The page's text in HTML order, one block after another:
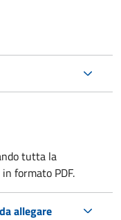
tutta la
formato PDF.
allegare